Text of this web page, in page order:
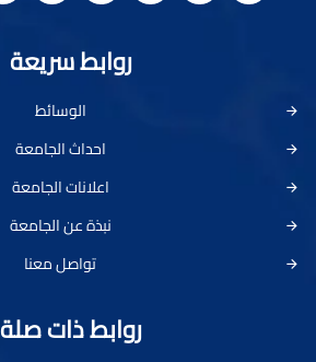
روابط سريعة
الوسائط
احداث الجامعة
اعلانات الجامعة
نبذة عن الجامعة
تواصل معنا
روابط ذات صلة